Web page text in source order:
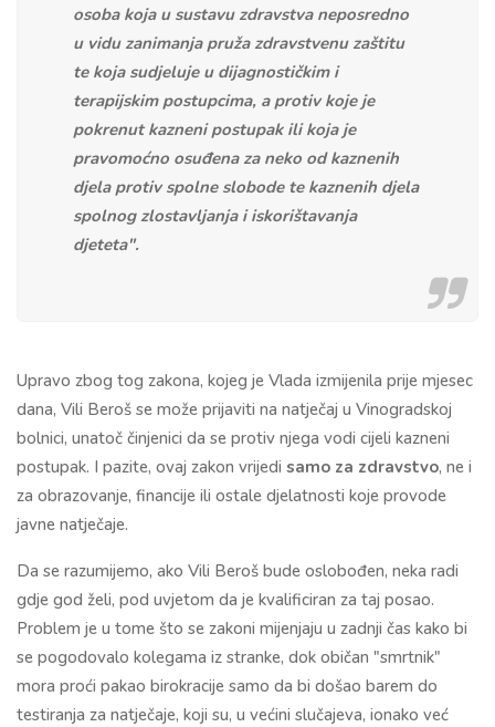
osoba koja u sustavu zdravstva neposredno
u vidu zanimanja pruža zdravstvenu zaštitu
te koja sudjeluje u dijagnostičkim i
terapijskim postupcima, a protiv koje je
pokrenut kazneni postupak ili koja je
pravomoćno osuđena za neko od kaznenih
djela protiv spolne slobode te kaznenih djela
spolnog zlostavljanja i iskorištavanja
djeteta".
Upravo zbog tog zakona, kojeg je Vlada izmijenila prije mjesec
dana, Vili Beroš se može prijaviti na natječaj u Vinogradskoj
bolnici, unatoč činjenici da se protiv njega vodi cijeli kazneni
postupak. I pazite, ovaj zakon vrijedi samo za zdravstvo, ne i
za obrazovanje, financije ili ostale djelatnosti koje provode
javne natječaje.
Da se razumijemo, ako Vili Beroš bude oslobođen, neka radi
gdje god želi, pod uvjetom da je kvalificiran za taj posao.
Problem je u tome što se zakoni mijenjaju u zadnji čas kako bi
se pogodovalo kolegama iz stranke, dok običan "smrtnik"
mora proći pakao birokracije samo da bi došao barem do
testiranja za natječaje, koji su, u većini slučajeva, ionako već